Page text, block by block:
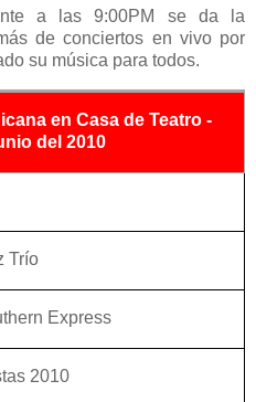
a las 9:00PM se da la
de conciertos en vivo por
su música para todos.
en Casa de Teatro -
del 2010
Trío
Express
2010